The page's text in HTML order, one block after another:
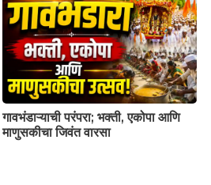
गावभंडाऱ्याची परंपरा; भक्ती, एकोपा आणि
माणुसकीचा जिवंत वारसा